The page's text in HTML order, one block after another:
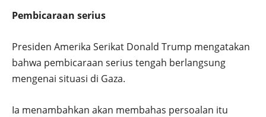
Pembicaraan serius
Presiden Amerika Serikat Donald Trump mengatakan
bahwa pembicaraan serius tengah berlangsung
mengenai situasi di Gaza.
Ia menambahkan akan membahas persoalan itu